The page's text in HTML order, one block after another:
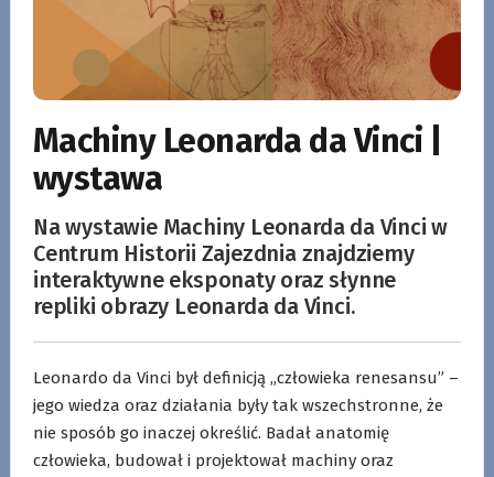
Machiny Leonarda da Vinci |
wystawa
Na wystawie Machiny Leonarda da Vinci w
Centrum Historii Zajezdnia znajdziemy
interaktywne eksponaty oraz słynne
repliki obrazy Leonarda da Vinci.
Leonardo da Vinci był definicją „człowieka renesansu” –
jego wiedza oraz działania były tak wszechstronne, że
nie sposób go inaczej określić. Badał anatomię
człowieka, budował i projektował machiny oraz